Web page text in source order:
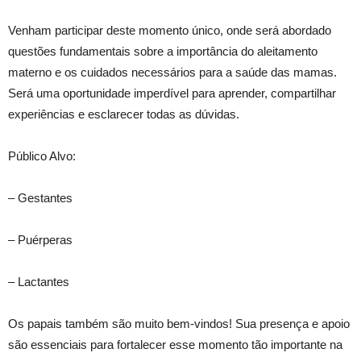
Venham participar deste momento único, onde será abordado
questões fundamentais sobre a importância do aleitamento
materno e os cuidados necessários para a saúde das mamas.
Será uma oportunidade imperdível para aprender, compartilhar
experiências e esclarecer todas as dúvidas.
Público Alvo:
– Gestantes
– Puérperas
– Lactantes
Os papais também são muito bem-vindos! Sua presença e apoio
são essenciais para fortalecer esse momento tão importante na